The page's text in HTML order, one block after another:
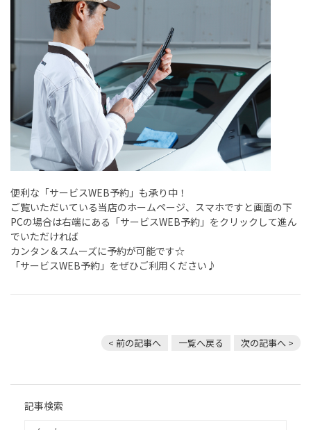
便利な「サービスWEB予約」も承り中！
ご覧いただいている当店のホームページ、スマホですと画面の下
PCの場合は右端にある「サービスWEB予約」をクリックして進ん
でいただければ
カンタン＆スムーズに予約が可能です☆
「サービスWEB予約」をぜひご利用ください♪
< 前の記事へ 一覧へ戻る 次の記事へ >
記事検索